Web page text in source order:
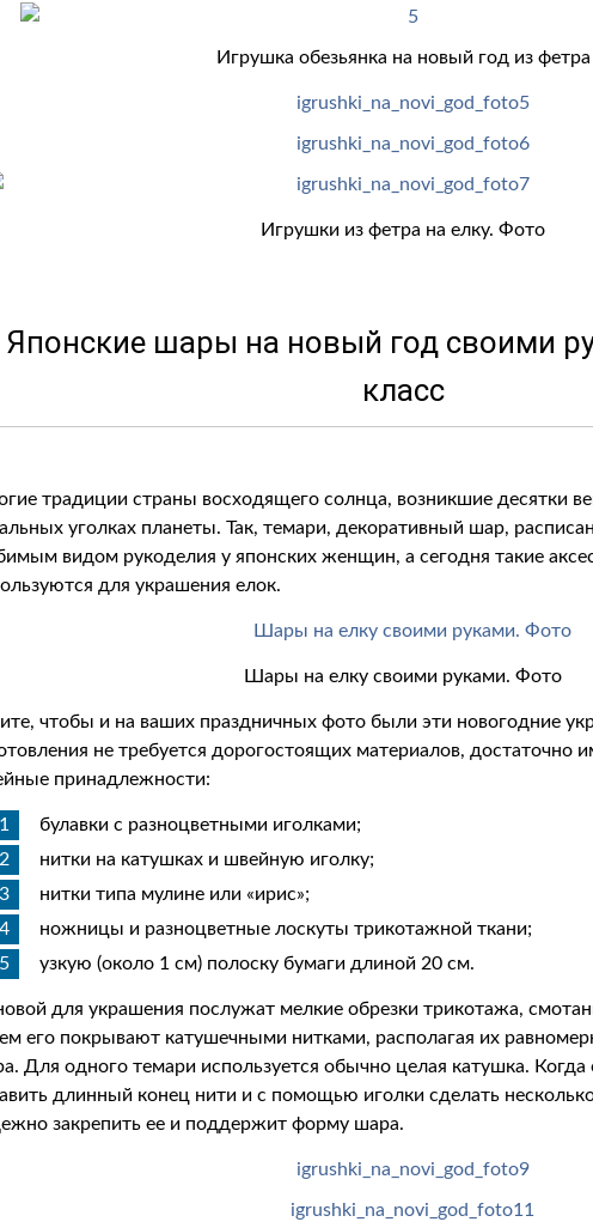
Игрушка обезьянка на новый год из фетра
Игрушки из фетра на елку. Фото
Японские шары на новый год своими
класс
традиции страны восходящего солнца, возникшие десятки
уголках планеты. Так, темари, декоративный шар,
видом рукоделия у японских женщин, а сегодня такие
для украшения елок.
Шары на елку своими руками. Фото
чтобы и на ваших праздничных фото были эти новогодние
не требуется дорогостоящих материалов, достаточно
принадлежности:
булавки с разноцветными иголками;
нитки на катушках и швейную иголку;
нитки типа мулине или «ирис»;
ножницы и разноцветные лоскуты трикотажной ткани;
узкую (около 1 см) полоску бумаги длиной 20 см.
для украшения послужат мелкие обрезки трикотажа,
его покрывают катушечными нитками, располагая их
Для одного темари используется обычно целая катушка. Когда
длинный конец нити и с помощью иголки сделать
закрепить ее и поддержит форму шара.